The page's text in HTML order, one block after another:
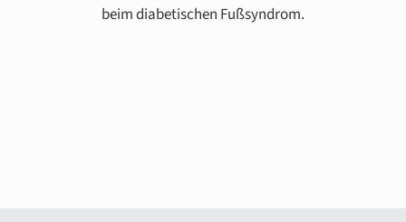
beim diabetischen Fußsyndrom.